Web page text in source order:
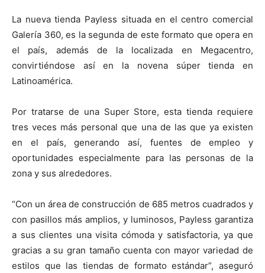
La nueva tienda Payless situada en el centro comercial
Galería 360, es la segunda de este formato que opera en
el país, además de la localizada en Megacentro,
convirtiéndose así en la novena súper tienda en
Latinoamérica.
Por tratarse de una Super Store, esta tienda requiere
tres veces más personal que una de las que ya existen
en el país, generando así, fuentes de empleo y
oportunidades especialmente para las personas de la
zona y sus alrededores.
“Con un área de construcción de 685 metros cuadrados y
con pasillos más amplios, y luminosos, Payless garantiza
a sus clientes una visita cómoda y satisfactoria, ya que
gracias a su gran tamaño cuenta con mayor variedad de
estilos que las tiendas de formato estándar”, aseguró